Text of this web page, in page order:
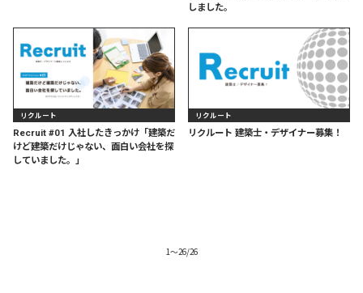
しました。
リクルート
Recruit #01 入社したきっかけ「建築だ
けど建築だけじゃない、面白い会社を探
していました。」
リクルート
リクルート 建築士・デザイナー募集！
1〜26/26